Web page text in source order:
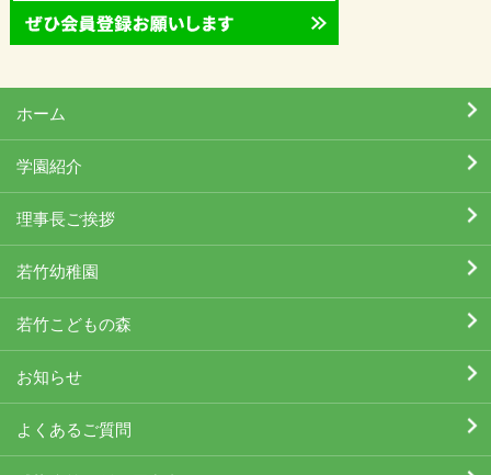
ホーム
学園紹介
理事長ご挨拶
若竹幼稚園
若竹こどもの森
お知らせ
よくあるご質問